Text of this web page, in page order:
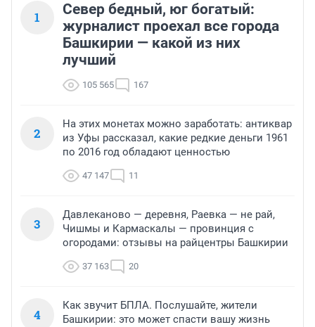
1
Север бедный, юг богатый:
журналист проехал все города
Башкирии — какой из них
лучший
105 565 167
2
На этих монетах можно заработать: антиквар
из Уфы рассказал, какие редкие деньги 1961
по 2016 год обладают ценностью
47 147 11
3
Давлеканово — деревня, Раевка — не рай,
Чишмы и Кармаскалы — провинция с
огородами: отзывы на райцентры Башкирии
37 163 20
4
Как звучит БПЛА. Послушайте, жители
Башкирии: это может спасти вашу жизнь